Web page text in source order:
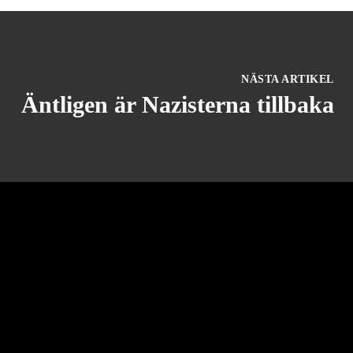
NÄSTA ARTIKEL
Äntligen är Nazisterna tillbaka